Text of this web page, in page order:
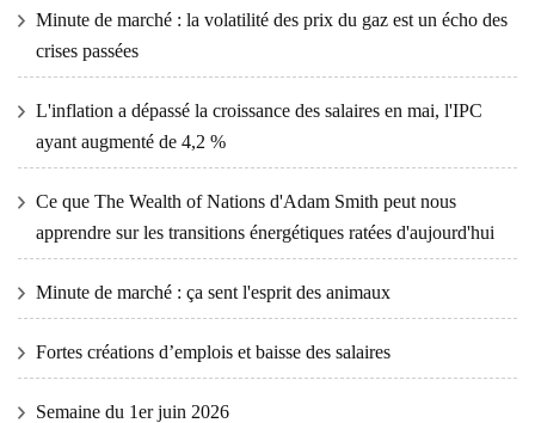
Minute de marché : la volatilité des prix du gaz est un écho des
crises passées
L'inflation a dépassé la croissance des salaires en mai, l'IPC
ayant augmenté de 4,2 %
Ce que The Wealth of Nations d'Adam Smith peut nous
apprendre sur les transitions énergétiques ratées d'aujourd'hui
Minute de marché : ça sent l'esprit des animaux
Fortes créations d’emplois et baisse des salaires
Semaine du 1er juin 2026